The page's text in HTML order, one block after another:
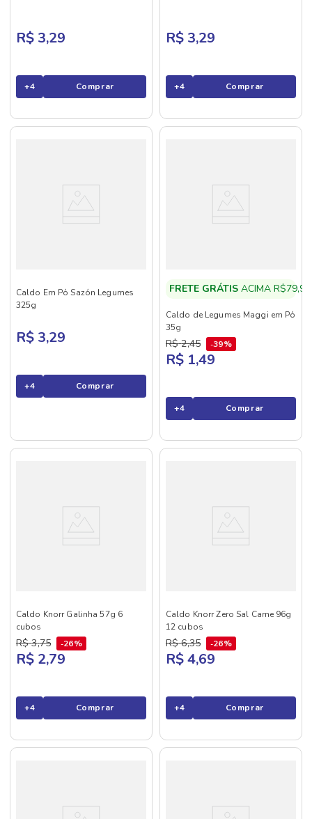
R$ 3,29
+4 Comprar
R$ 3,29
+4 Comprar
Caldo Em Pó Sazón Legumes
325g
R$ 3,29
+4 Comprar
FRETE GRÁTIS ACIMA R$79,90
Caldo de Legumes Maggi em Pó
35g
R$ 2,45 39%
R$ 1,49
+4 Comprar
Caldo Knorr Galinha 57g 6
cubos
R$ 3,75 26%
R$ 2,79
+4 Comprar
Caldo Knorr Zero Sal Carne 96g
12 cubos
R$ 6,35 26%
R$ 4,69
+4 Comprar